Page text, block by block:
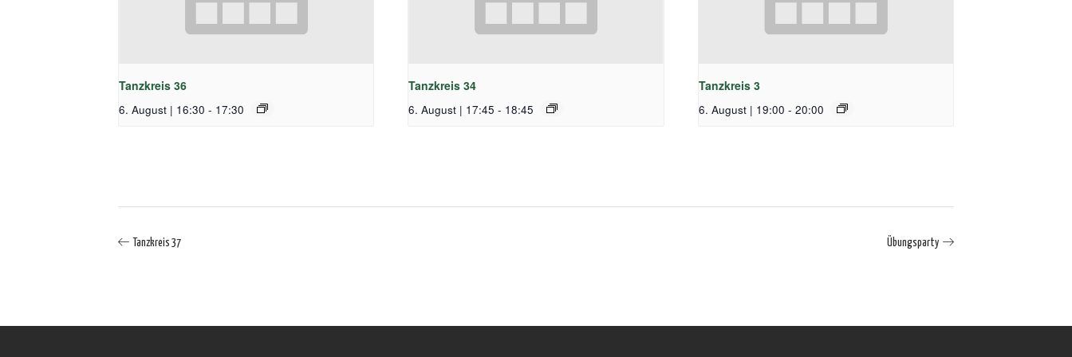
Tanzkreis 36
6. August | 16:30 - 17:30
Tanzkreis 34
6. August | 17:45 - 18:45
Tanzkreis 3
6. August | 19:00 - 20:00
Tanzkreis 37 Übungsparty